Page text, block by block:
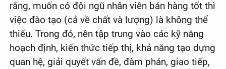
rằng, muốn có đội ngũ nhân viên bán hàng tốt thì
việc đào tạo (cả về chất và lượng) là không thể
thiếu. Trong đó, nên tập trung vào các kỹ năng
hoạch định, kiến thức tiếp thị, khả năng tạo dựng
quan hệ, giải quyết vấn đề, đàm phán, giao tiếp,